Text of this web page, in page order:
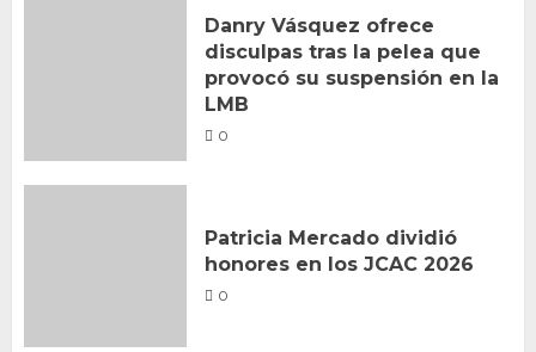
Danry Vásquez ofrece
disculpas tras la pelea que
provocó su suspensión en la
LMB
0
Patricia Mercado dividió
honores en los JCAC 2026
0